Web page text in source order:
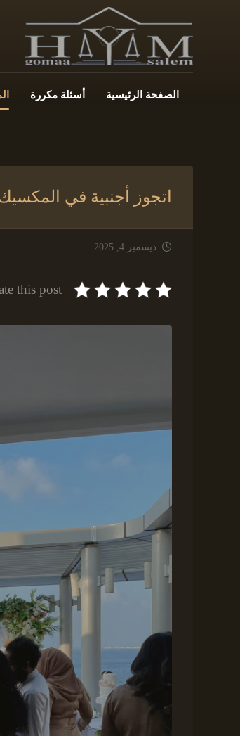
الصفحة الرئيسية أسئلة مكررة
اتجوز أجنبية في
ديسمبر 4, 2025
this post